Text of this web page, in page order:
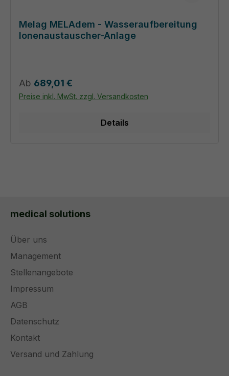
Melag MELAdem - Wasseraufbereitung
Ionenaustauscher-Anlage
Regulärer Preis:
Ab 689,01 €
Preise inkl. MwSt. zzgl. Versandkosten
Details
medical solutions
Über uns
Management
Stellenangebote
Impressum
AGB
Datenschutz
Kontakt
Versand und Zahlung